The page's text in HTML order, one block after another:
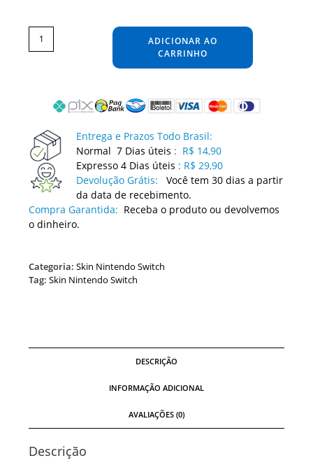
Skin
Nintendo
Swicht
Adesivo
Protetora
ADICIONAR AO
CARRINHO
Entrega e Prazos Todo Brasil:
Normal 7 Dias úteis : R$ 14,90
Expresso 4 Dias úteis : R$ 29,90
Devolução Grátis:
Você tem 30 dias a partir
da data de recebimento.
Compra Garantida: Receba o produto ou devolvemos
o dinheiro.
Categoria:Skin Nintendo Switch
Tag:Skin Nintendo Switch
DESCRIÇÃO
INFORMAÇÃO ADICIONAL
AVALIAÇÕES (0)
Descrição